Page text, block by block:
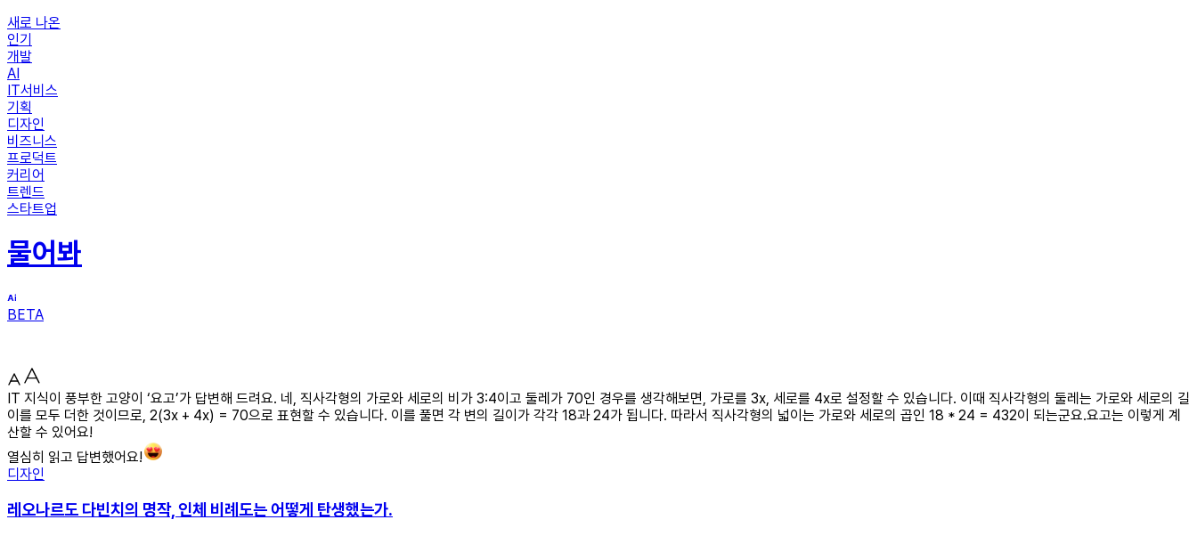
새로 나온
인기
개발
AI
IT서비스
기획
디자인
비즈니스
프로덕트
커리어
트렌드
스타트업
물어봐
BETA
IT 지식이 풍부한 고양이 ‘요고’가 답변해 드려요. 네, 직사각형의 가로와 세로의 비가 3:4이고 둘레가 70인 경우를 생각해보면, 가로를 3x, 세로를 4x로 설정할 수 있습니다. 이때 직사각형의 둘레는 가로와 세로의 길
이를 모두 더한 것이므로, 2(3x + 4x) = 70으로 표현할 수 있습니다. 이를 풀면 각 변의 길이가 각각 18과 24가 됩니다. 따라서 직사각형의 넓이는 가로와 세로의 곱인 18 * 24 = 432이 되는군요.요고는 이렇게 계
산할 수 있어요!
열심히 읽고 답변했어요!
디자인
레오나르도 다빈치의 명작, 인체 비례도는 어떻게 탄생했는가.